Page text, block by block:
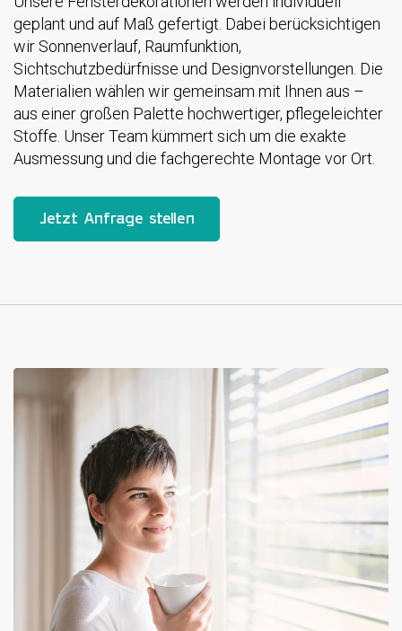
geplant und auf Maß gefertigt. Dabei berücksichtigen
wir Sonnenverlauf, Raumfunktion,
Sichtschutzbedürfnisse und Designvorstellungen. Die
Materialien wählen wir gemeinsam mit Ihnen aus –
aus einer großen Palette hochwertiger, pflegeleichter
Stoffe. Unser Team kümmert sich um die exakte
Ausmessung und die fachgerechte Montage vor Ort.
Jetzt Anfrage stellen